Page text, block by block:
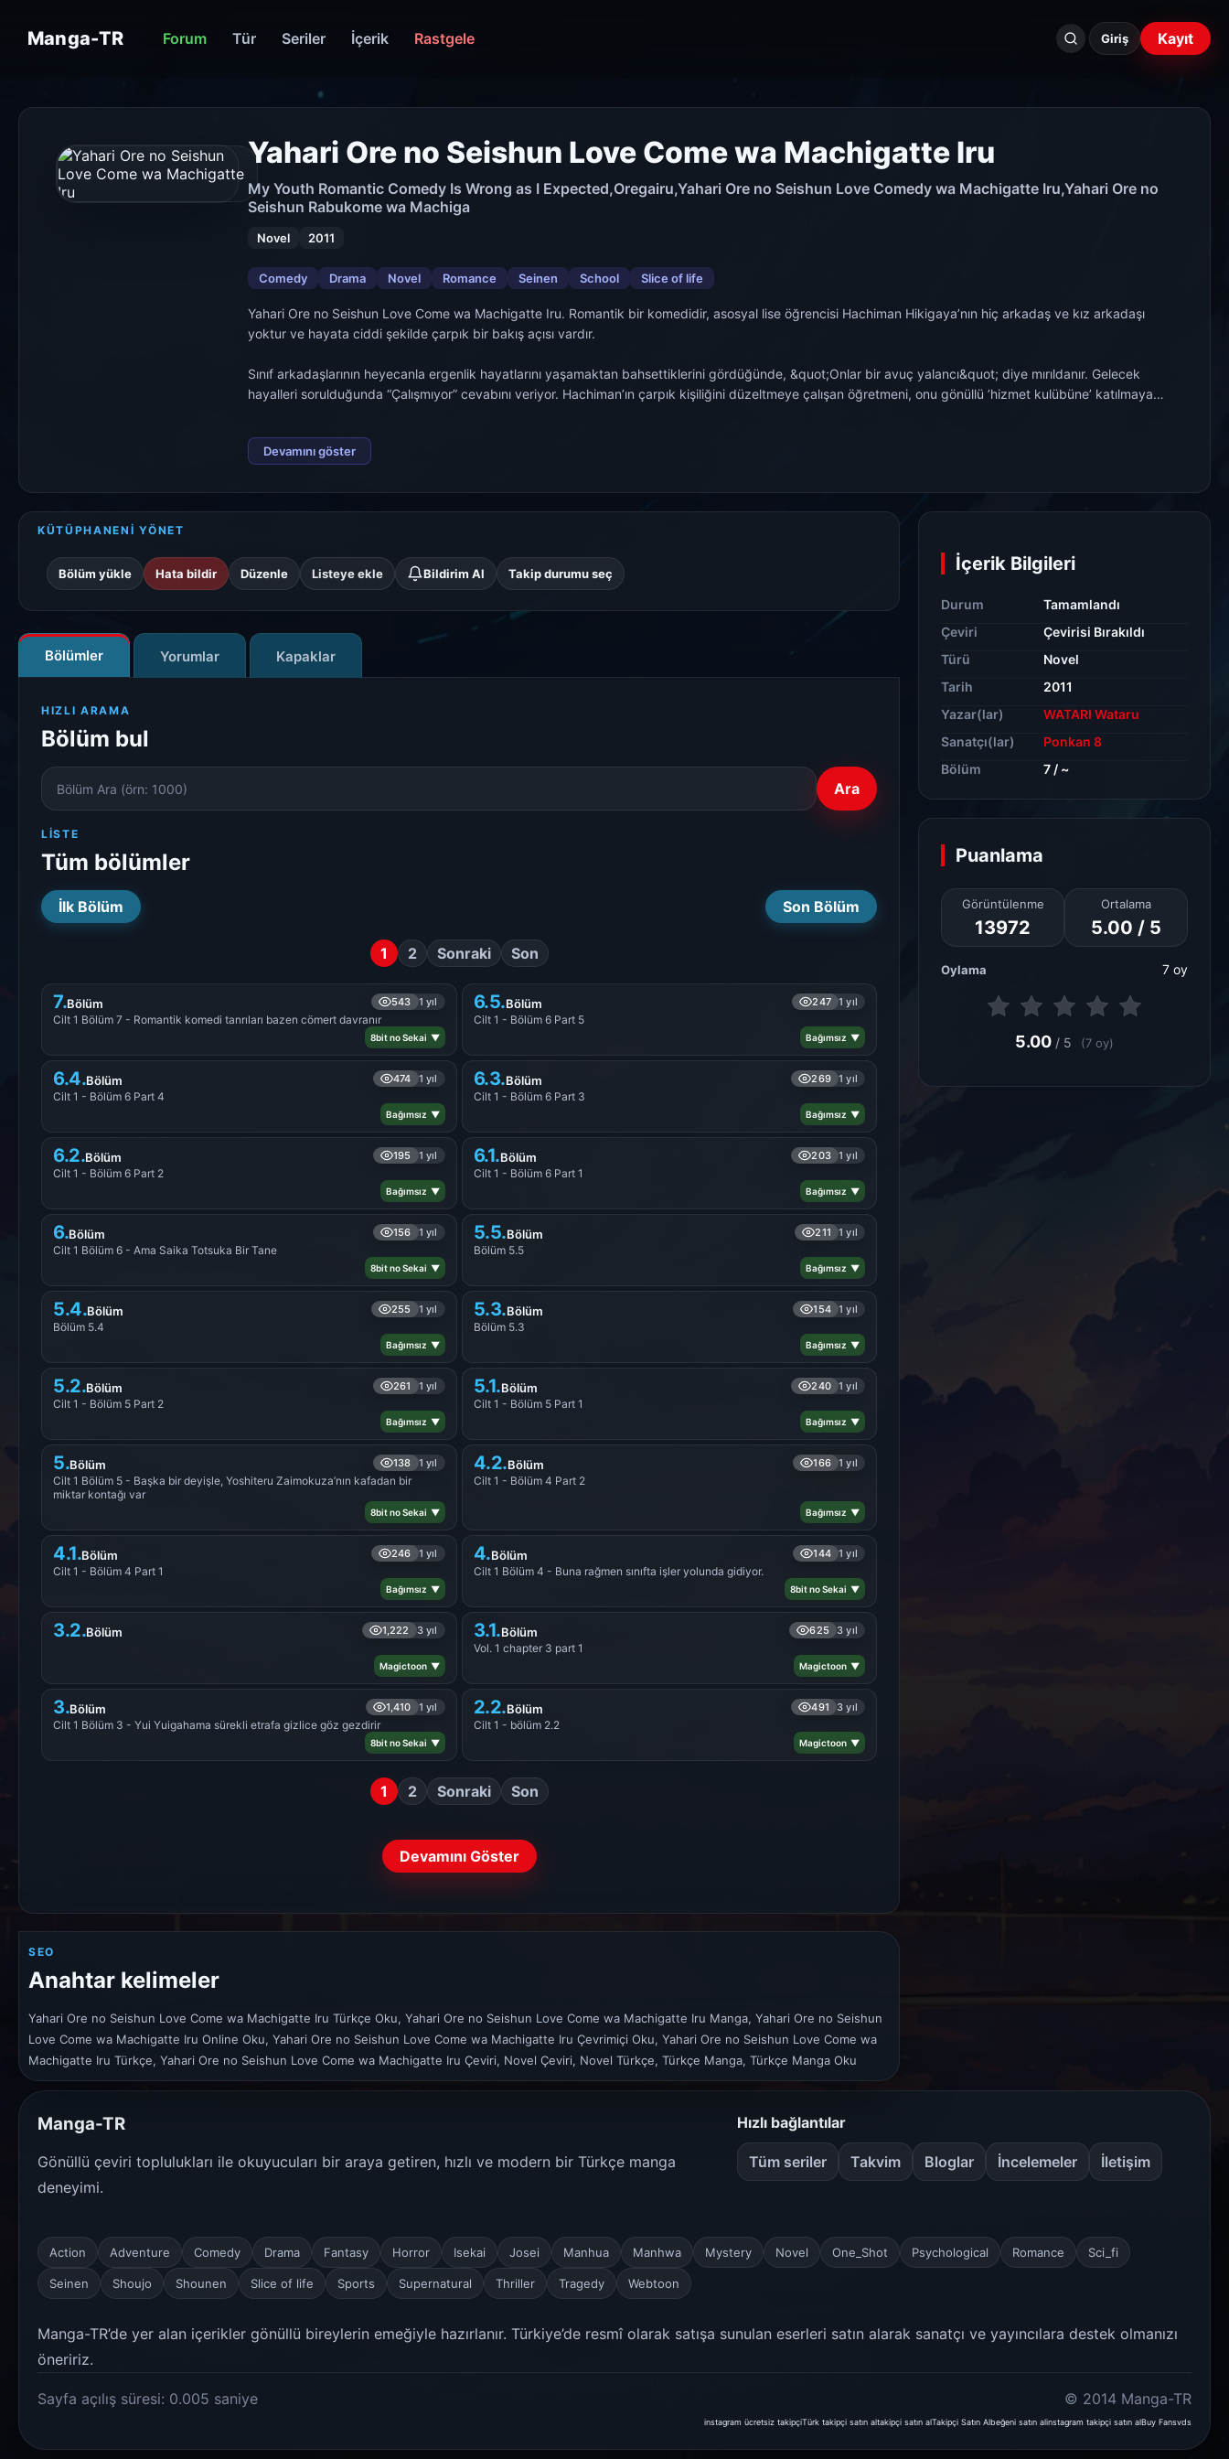
Manga-TR Forum Tür Seriler İçerik Rastgele
Seri
ara...
Giriş Kayıt
Yahari Ore no Seishun Love Come wa Machigatte Iru
My Youth Romantic Comedy Is Wrong as I Expected,Oregairu,Yahari Ore no Seishun Love Comedy wa Machigatte Iru,Yahari Ore no
Seishun Rabukome wa Machiga
Novel 2011
Comedy Drama Novel Romance Seinen School Slice of life
Yahari Ore no Seishun Love Come wa Machigatte Iru. Romantik bir komedidir, asosyal lise öğrencisi Hachiman Hikigaya’nın hiç arkadaş ve kız arkadaşı
yoktur ve hayata ciddi şekilde çarpık bir bakış açısı vardır.
Sınıf arkadaşlarının heyecanla ergenlik hayatlarını yaşamaktan bahsettiklerini gördüğünde, &quot;Onlar bir avuç yalancı&quot; diye mırıldanır. Gelecek
hayalleri sorulduğunda “Çalışmıyor” cevabını veriyor. Hachiman’ın çarpık kişiliğini düzeltmeye çalışan öğretmeni, onu gönüllü ’hizmet kulübüne’ katılmaya
Devamını göster
KÜTÜPHANENİ YÖNET
Bölüm yükle Hata bildir Düzenle Listeye ekle Bildirim Al Takip durumu seç
Bölümler Yorumlar Kapaklar
HIZLI ARAMA
Bölüm bul
Bölüm
Numarası
Ara
LISTE
Tüm bölümler
İlk Bölüm Son Bölüm
1 2 Sonraki Son
7.Bölüm 543 1 yıl
Cilt 1 Bölüm 7 - Romantik komedi tanrıları bazen cömert davranır
8bit no Sekai ▼
6.5.Bölüm 247 1 yıl
Cilt 1 - Bölüm 6 Part 5
Bağımsız ▼
6.4.Bölüm 474 1 yıl
Cilt 1 - Bölüm 6 Part 4
Bağımsız ▼
6.3.Bölüm 269 1 yıl
Cilt 1 - Bölüm 6 Part 3
Bağımsız ▼
6.2.Bölüm 195 1 yıl
Cilt 1 - Bölüm 6 Part 2
Bağımsız ▼
6.1.Bölüm 203 1 yıl
Cilt 1 - Bölüm 6 Part 1
Bağımsız ▼
6.Bölüm 156 1 yıl
Cilt 1 Bölüm 6 - Ama Saika Totsuka Bir Tane
8bit no Sekai ▼
5.5.Bölüm 211 1 yıl
Bölüm 5.5
Bağımsız ▼
5.4.Bölüm 255 1 yıl
Bölüm 5.4
Bağımsız ▼
5.3.Bölüm 154 1 yıl
Bölüm 5.3
Bağımsız ▼
5.2.Bölüm 261 1 yıl
Cilt 1 - Bölüm 5 Part 2
Bağımsız ▼
5.1.Bölüm 240 1 yıl
Cilt 1 - Bölüm 5 Part 1
Bağımsız ▼
5.Bölüm 138 1 yıl
Cilt 1 Bölüm 5 - Başka bir deyişle, Yoshiteru Zaimokuza’nın kafadan bir
miktar kontağı var
8bit no Sekai ▼
4.2.Bölüm 166 1 yıl
Cilt 1 - Bölüm 4 Part 2
Bağımsız ▼
4.1.Bölüm 246 1 yıl
Cilt 1 - Bölüm 4 Part 1
Bağımsız ▼
4.Bölüm 144 1 yıl
Cilt 1 Bölüm 4 - Buna rağmen sınıfta işler yolunda gidiyor.
8bit no Sekai ▼
3.2.Bölüm 1,222 3 yıl
Magictoon ▼
3.1.Bölüm 625 3 yıl
Vol. 1 chapter 3 part 1
Magictoon ▼
3.Bölüm 1,410 1 yıl
Cilt 1 Bölüm 3 - Yui Yuigahama sürekli etrafa gizlice göz gezdirir
8bit no Sekai ▼
2.2.Bölüm 491 3 yıl
Cilt 1 - bölüm 2.2
Magictoon ▼
1 2 Sonraki Son
Devamını Göster
SEO
Anahtar kelimeler
Yahari Ore no Seishun Love Come wa Machigatte Iru Türkçe Oku, Yahari Ore no Seishun Love Come wa Machigatte Iru Manga, Yahari Ore no Seishun
Love Come wa Machigatte Iru Online Oku, Yahari Ore no Seishun Love Come wa Machigatte Iru Çevrimiçi Oku, Yahari Ore no Seishun Love Come wa
Machigatte Iru Türkçe, Yahari Ore no Seishun Love Come wa Machigatte Iru Çeviri, Novel Çeviri, Novel Türkçe, Türkçe Manga, Türkçe Manga Oku
İçerik Bilgileri
Durum
Tamamlandı
Çeviri
Çevirisi Bırakıldı
Türü
Novel
Tarih
2011
Yazar(lar)
WATARI Wataru
Sanatçı(lar)
Ponkan 8
Bölüm
7 / ~
Puanlama
Görüntülenme
13972
Ortalama
5.00 / 5
Oylama 7 oy
5.00 / 5 (7 oy)
Manga-TR
Gönüllü çeviri toplulukları ile okuyucuları bir araya getiren, hızlı ve modern bir Türkçe manga
deneyimi.
Hızlı bağlantılar
Tüm seriler Takvim Bloglar İncelemeler İletişim
Action Adventure Comedy Drama Fantasy Horror Isekai Josei Manhua Manhwa Mystery Novel One_Shot Psychological Romance Sci_fi
Seinen Shoujo Shounen Slice of life Sports Supernatural Thriller Tragedy Webtoon
Manga-TR’de yer alan içerikler gönüllü bireylerin emeğiyle hazırlanır. Türkiye’de resmî olarak satışa sunulan eserleri satın alarak sanatçı ve yayıncılara destek olmanızı
öneririz.
Sayfa açılış süresi: 0.005 saniye © 2014 Manga-TR
instagram ücretsiz takipçiTürk takipçi satın altakipçi satın alTakipçi Satın Albeğeni satın alinstagram takipçi satın alBuy Fansvds